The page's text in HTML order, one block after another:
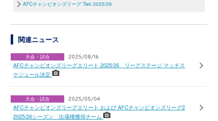
AFCチャンピオンズリーグ Two 2025/26
関連ニュース
大会・試合 2025/08/16
AFCチャンピオンズリーグエリート 2025/26 リーグステージ マッチス
ケジュール決定
大会・試合 2025/05/04
AFCチャンピオンズリーグエリート および AFCチャンピオンズリーグ2
2025/26シーズン 出場権獲得チーム